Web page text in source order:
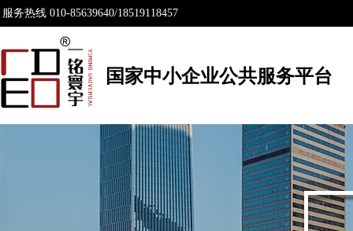
服务热线 010-85639640/18519118457
国家中小企业公共服务平台